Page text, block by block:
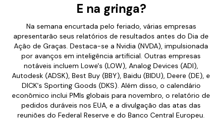
E na gringa?
Na semana encurtada pelo feriado, várias empresas
apresentarão seus relatórios de resultados antes do Dia de
Ação de Graças. Destaca-se a Nvidia (NVDA), impulsionada
por avanços em inteligência artificial. Outras empresas
notáveis incluem Lowe's (LOW), Analog Devices (ADI),
Autodesk (ADSK), Best Buy (BBY), Baidu (BIDU), Deere (DE), e
DICK's Sporting Goods (DKS). Além disso, o calendário
econômico inclui PMIs globais para novembro, o relatório de
pedidos duráveis nos EUA, e a divulgação das atas das
reuniões do Federal Reserve e do Banco Central Europeu.